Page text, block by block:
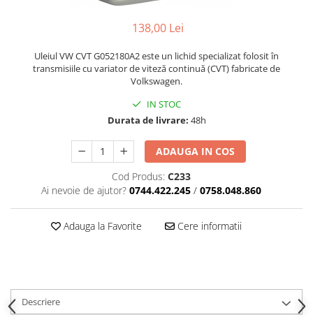
138,00 Lei
Uleiul VW CVT G052180A2 este un lichid specializat folosit în
transmisiile cu variator de viteză continuă (CVT) fabricate de
Volkswagen.
IN STOC
Durata de livrare: 48h
ADAUGA IN COS
Cod Produs: C233
Ai nevoie de ajutor? 0744.422.245 / 0758.048.860
Adauga la Favorite Cere informatii
Descriere